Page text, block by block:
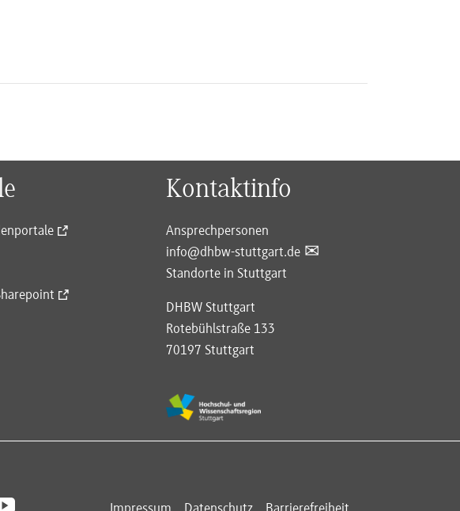
Kontaktinfo
Ansprechpersonen
info@dhbw-stuttgart.de
Standorte in Stuttgart
DHBW Stuttgart
Rotebühlstraße 133
70197 Stuttgart